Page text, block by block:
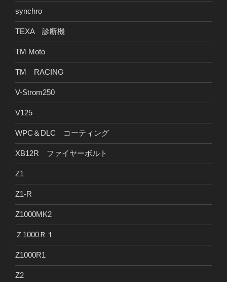
synchro
TEXA 診断機
TM Moto
TM RACING
V-Strom250
V125
WPC＆DLC コーティング
XB12R ファイヤーボルト
Z1
Z1-R
Z1000MK2
Ｚ1000Ｒ１
Z1000R1
Z2